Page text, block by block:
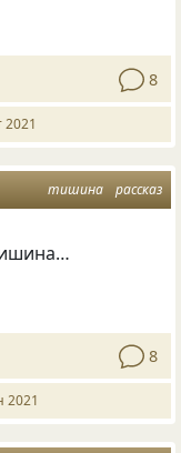
8
2021
тишина рассказ
8
2021